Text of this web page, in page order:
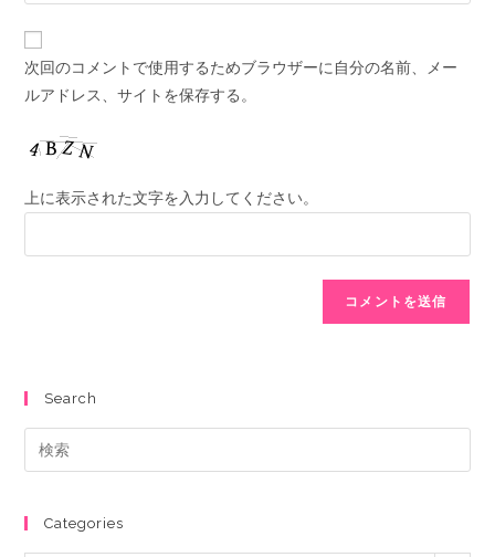
次回のコメントで使用するためブラウザーに自分の名前、メー
ルアドレス、サイトを保存する。
上に表示された文字を入力してください。
Search
Categories